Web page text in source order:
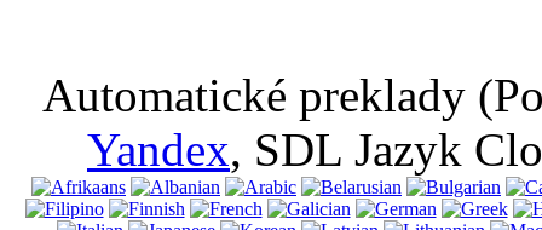
Automatické preklady
Yandex, SDL Jazyk